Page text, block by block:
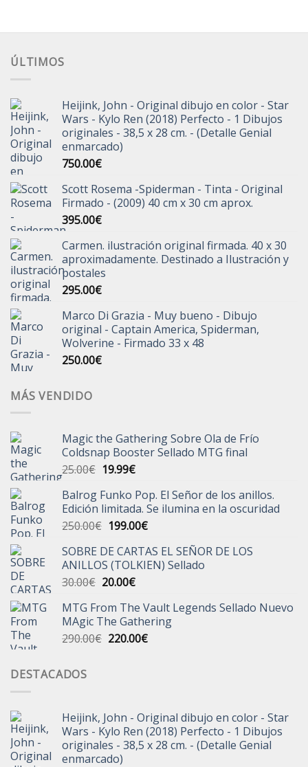
ÚLTIMOS
Heijink, John - Original dibujo en color - Star
Wars - Kylo Ren (2018) Perfecto - 1 Dibujos
originales - 38,5 x 28 cm. - (Detalle Genial
enmarcado)
750.00€
Scott Rosema -Spiderman - Tinta - Original
Firmado - (2009) 40 cm x 30 cm aprox.
395.00€
Carmen. ilustración original firmada. 40 x 30
aproximadamente. Destinado a Ilustración y
postales
295.00€
Marco Di Grazia - Muy bueno - Dibujo
original - Captain America, Spiderman,
Wolverine - Firmado 33 x 48
250.00€
MÁS VENDIDO
Magic the Gathering Sobre Ola de Frío
Coldsnap Booster Sellado MTG final
25.00€ El
original
era:
25.00€.
19.99€El
actual
es:
19.99€.
Balrog Funko Pop. El Señor de los anillos.
Edición limitada. Se ilumina en la oscuridad
250.00€ El
original
era:
250.00€.
199.00€El
actual
es:
SOBRE DE CARTAS EL SEÑOR DE LOS
ANILLOS (TOLKIEN) Sellado
30.00€ El
original
era:
30.00€.
20.00€El
actual
es:
20.00€.
MTG From The Vault Legends Sellado Nuevo
MAgic The Gathering
290.00€ El
220.00€El
DESTACADOS
Heijink, John - Original dibujo en color - Star
Wars - Kylo Ren (2018) Perfecto - 1 Dibujos
originales - 38,5 x 28 cm. - (Detalle Genial
enmarcado)